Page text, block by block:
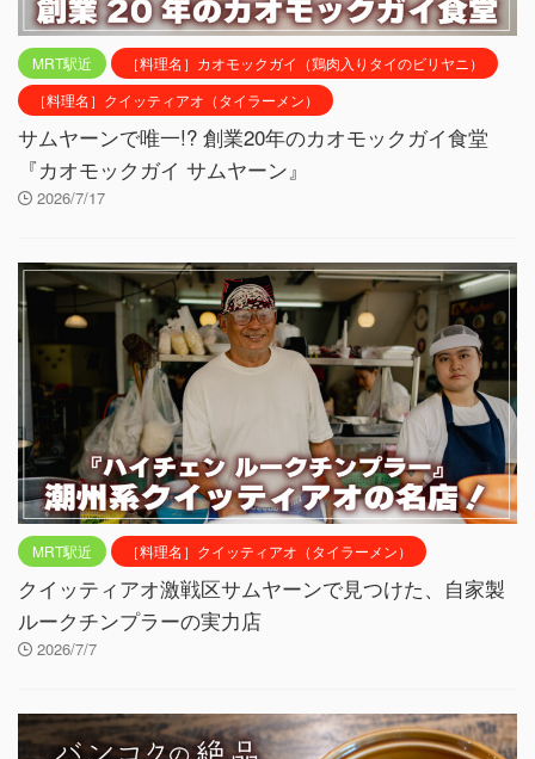
MRT駅近
［料理名］カオモックガイ（鶏肉入りタイのビリヤニ）
［料理名］クイッティアオ（タイラーメン）
サムヤーンで唯一!? 創業20年のカオモックガイ食堂
『カオモックガイ サムヤーン』
2026/7/17
MRT駅近 ［料理名］クイッティアオ（タイラーメン）
クイッティアオ激戦区サムヤーンで見つけた、自家製
ルークチンプラーの実力店
2026/7/7